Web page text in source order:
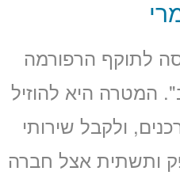
2015 נכנסה לתוקף הרפורמה
המטרה היא להוזיל
ולקבל שירותי
ותשתית אצל חברה